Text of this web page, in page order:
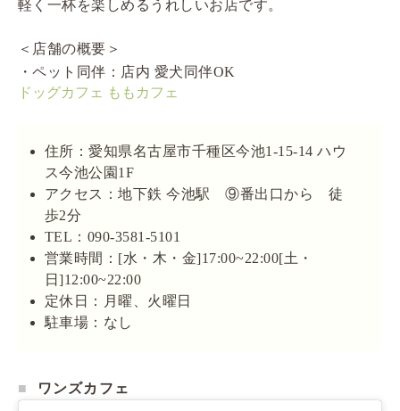
軽く一杯を楽しめるうれしいお店です。
＜店舗の概要＞
・ペット同伴：店内 愛犬同伴OK
ドッグカフェ ももカフェ
住所：愛知県名古屋市千種区今池1-15-14 ハウ
ス今池公園1F
アクセス：地下鉄 今池駅 ⑨番出口から 徒
歩2分
TEL：090-3581-5101
営業時間：[水・木・金]17:00~22:00[土・
日]12:00~22:00
定休日：月曜、火曜日
駐車場：なし
ワンズカフェ